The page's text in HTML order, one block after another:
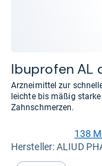
Ibu­pro­fen AL
Arzneimittel zur
leichte bis mäßig
Zahnschmerzen.
von
138
Her­stel­ler: ALIUD